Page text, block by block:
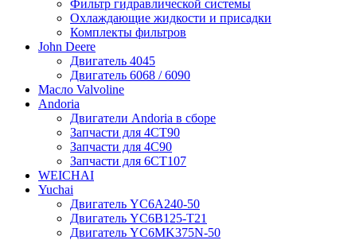
Фильтр гидравлической системы
Охлаждающие жидкости и присадки
Комплекты фильтров
John Deere
Двигатель 4045
Двигатель 6068 / 6090
Масло Valvoline
Andoria
Двигатели Andoria в сборе
Запчасти для 4CT90
Запчасти для 4С90
Запчасти для 6CT107
WEICHAI
Yuchai
Двигатель YC6A240-50
Двигатель YC6B125-T21
Двигатель YC6MK375N-50